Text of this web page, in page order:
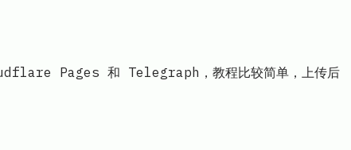
Pages 和 Telegraph，教程比较简单，上传后